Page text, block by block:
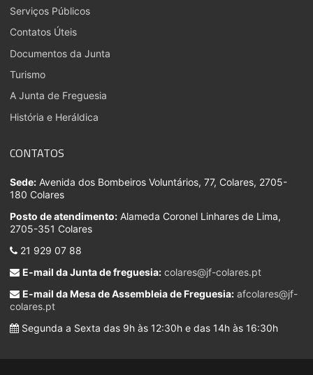
Serviços Públicos
Contatos Úteis
Documentos da Junta
Turismo
A Junta de Freguesia
História e Heráldica
CONTATOS
Sede: Avenida dos Bombeiros Voluntários, 77, Colares, 2705-
180 Colares
Posto de atendimento: Alameda Coronel Linhares de Lima,
2705-351 Colares
21 929 07 88
E-mail da Junta de freguesia: colares@jf-colares.pt
E-mail da Mesa de Assembleia de Freguesia: afcolares@jf-
colares.pt
Segunda a Sexta das 9h às 12:30h e das 14h às 16:30h